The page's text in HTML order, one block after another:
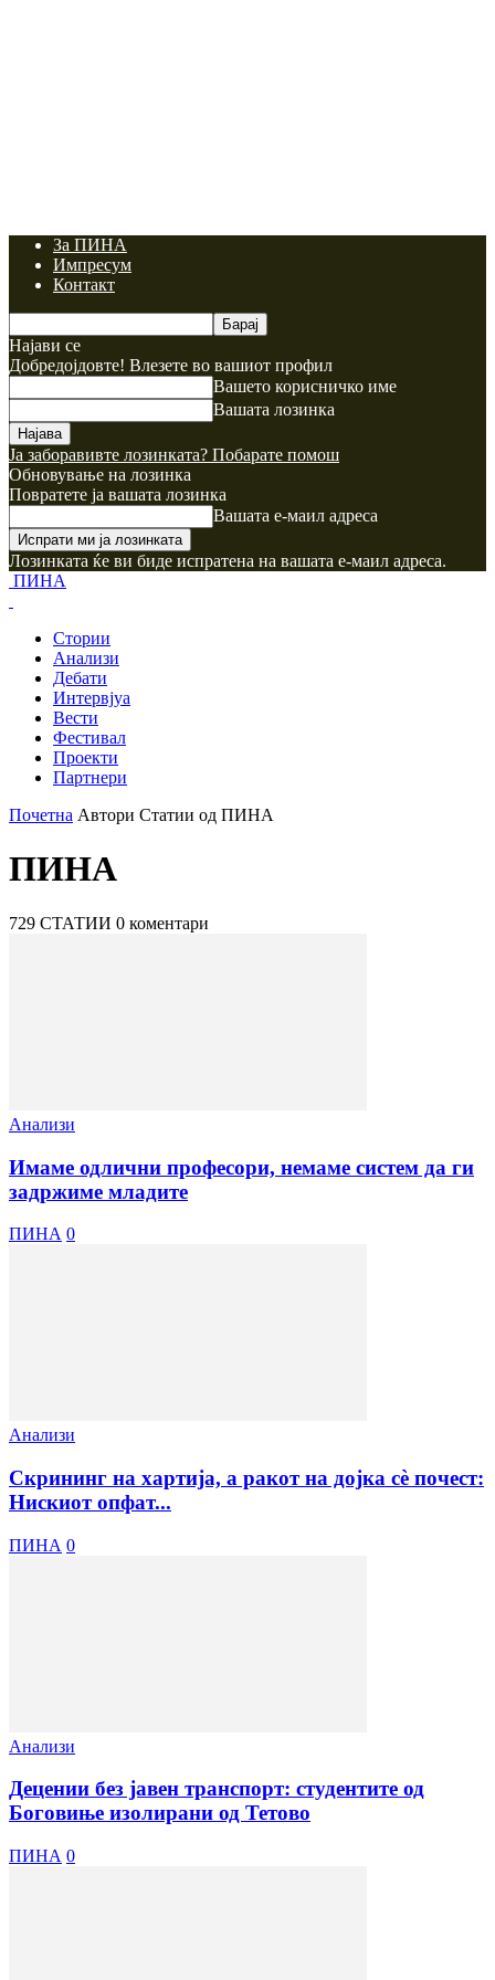
За ПИНА
Импресум
Контакт
Најави се
Добредојдовте! Влезете во вашиот профил
Вашето корисничко име
Вашата лозинка
Ја заборавивте лозинката? Побарате помош
Обновување на лозинка
Повратете ја вашата лозинка
Вашата е-маил адреса
Лозинката ќе ви биде испратена на вашата е-маил адреса.
ПИНА
Стории
Анализи
Дебати
Интервјуа
Вести
Фестивал
Проекти
Партнери
Почетна Автори Статии од ПИНА
ПИНА
729 СТАТИИ 0 коментари
Анализи
Имаме одлични професори, немаме систем да ги
задржиме младите
ПИНА 0
Анализи
Скрининг на хартија, а ракот на дојка сѐ почест:
Нискиот опфат...
ПИНА 0
Анализи
Децении без јавен транспорт: студентите од
Боговиње изолирани од Тетово
ПИНА 0